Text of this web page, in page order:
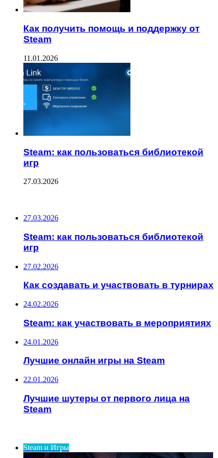
Как получить помощь и поддержку от
Steam
11.01.2026
Steam: как пользоваться библиотекой
игр
27.03.2026
27.03.2026
Steam: как пользоваться библиотекой
игр
27.02.2026
Как создавать и участвовать в турнирах
24.02.2026
Steam: как участвовать в мероприятиях
24.01.2026
Лучшие онлайн игры на Steam
22.01.2026
Лучшие шутеры от первого лица на
Steam
Steam и Игры